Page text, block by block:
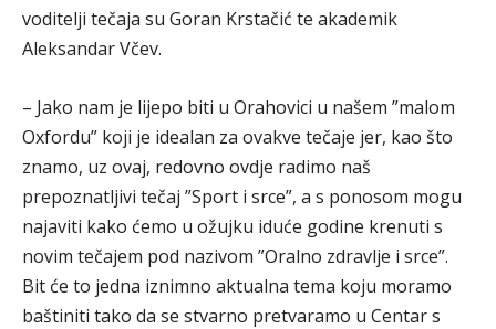
voditelji tečaja su Goran Krstačić te akademik
Aleksandar Včev.
– Jako nam je lijepo biti u Orahovici u našem ”malom
Oxfordu” koji je idealan za ovakve tečaje jer, kao što
znamo, uz ovaj, redovno ovdje radimo naš
prepoznatljivi tečaj ”Sport i srce”, a s ponosom mogu
najaviti kako ćemo u ožujku iduće godine krenuti s
novim tečajem pod nazivom ”Oralno zdravlje i srce”.
Bit će to jedna iznimno aktualna tema koju moramo
baštiniti tako da se stvarno pretvaramo u Centar s